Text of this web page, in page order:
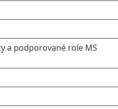
a podporované role MS